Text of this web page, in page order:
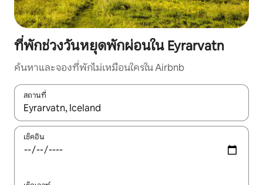
ที่พักช่วงวันหยุดพักผ่อนใน Eyrarvatn
ค้นหาและจองที่พักไม่เหมือนใครใน Airbnb
สถานที่
ใช้ลูกศรขึ้นลง หรือใช้การสัมผัสหรือปัด เพื่อสำรวจผลการค้นหา
เช็คอิน